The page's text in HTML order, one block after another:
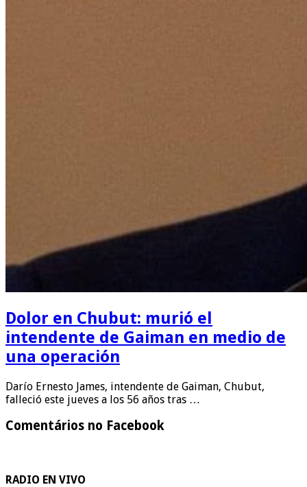
Dolor en Chubut: murió el
intendente de Gaiman en medio de
una operación
Darío Ernesto James, intendente de Gaiman, Chubut,
falleció este jueves a los 56 años tras …
Comentários no Facebook
RADIO EN VIVO